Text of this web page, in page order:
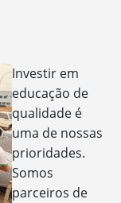
Investir em
educação de
qualidade é
uma de nossas
prioridades.
Somos
parceiros de